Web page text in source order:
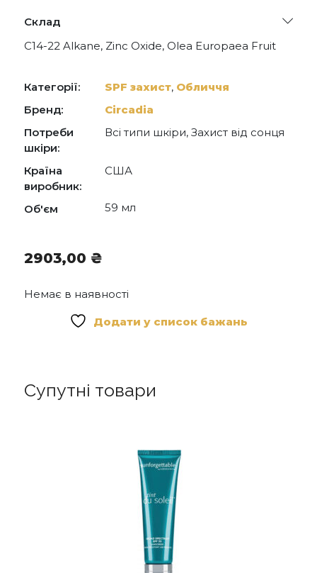
Склад
C14-22 Alkane, Zinc Oxide, Olea Europaea Fruit
Oil, Simmondsia Chinensis Seed Oil, Curcuma
Longa Root Extract, Saccharomyces Ferment,
Polyglyceryl-4 Olivate/Polyrici- noleate,
Glycine Soja Oil, Polyhydroxys- tearic Acid, Triethyl
Citrate, Lauroyl Lysine, Bis(Cyano Butylacetate)
Oryza Sativa Germ Extract, Oryza Sativa Extract,
Caprylic/Capric Triglyceride, Camellia Sinensis Leaf
Acetate, Fucus Vesiculosus Extract, Salvia
Flower/Leaf/Stem Extract, Salvia Triloba Leaf
Extract, Jasminum Officinale Flower/Leaf Extract,
Категорії: SPF захист, Обличчя
Бренд:
Circadia
Потреби
шкіри:
Всі типи шкіри, Захист від сонця
Країна
виробник:
США
Об'єм 59 мл
2903,00 ₴
Немає в наявності
Додати у список бажань
Супутні товари